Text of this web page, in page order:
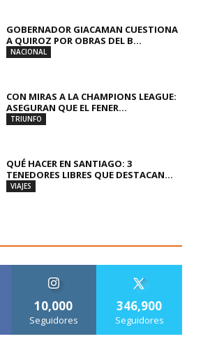
GOBERNADOR GIACAMAN CUESTIONA
A QUIROZ POR OBRAS DEL B...
NACIONAL
CON MIRAS A LA CHAMPIONS LEAGUE:
ASEGURAN QUE EL FENER...
TRIUNFO
QUÉ HACER EN SANTIAGO: 3
TENEDORES LIBRES QUE DESTACAN...
VIAJES
10,000
Seguidores
346,900
Seguidores